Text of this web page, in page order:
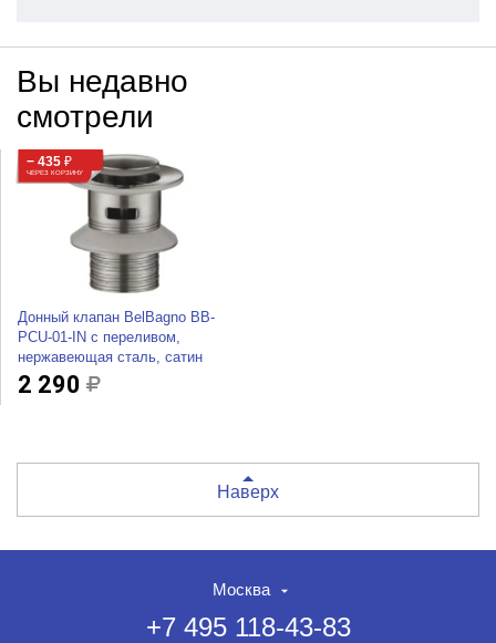
Вы недавно
смотрели
− 435 ₽
ЧЕРЕЗ КОРЗИНУ
Донный клапан BelBagno BB-
PCU-01-IN с переливом,
нержавеющая сталь, сатин
2 290
Наверх
Москва
+7 495 118-43-83